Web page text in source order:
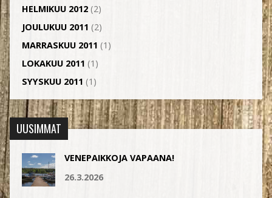
HELMIKUU 2012(2)
JOULUKUU 2011 (2)
MARRASKUU 2011 (1)
LOKAKUU 2011 (1)
SYYSKUU 2011 (1)
UUSIMMAT
VENEPAIKKOJA VAPAANA!
26.3.2026